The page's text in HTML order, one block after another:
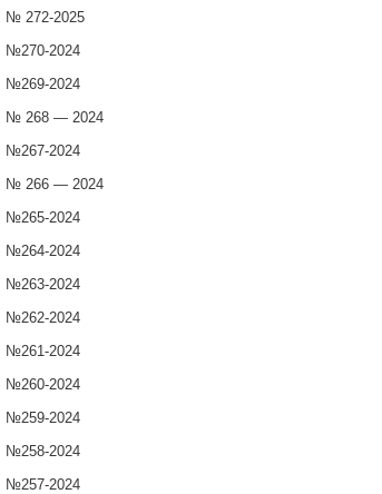
№ 272-2025
№270-2024
№269-2024
№ 268 — 2024
№267-2024
№ 266 — 2024
№265-2024
№264-2024
№263-2024
№262-2024
№261-2024
№260-2024
№259-2024
№258-2024
№257-2024